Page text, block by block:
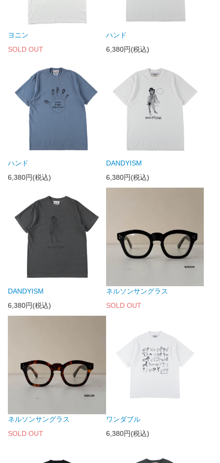
ヨニン
SOLD OUT
ハンド
6,380円(税込)
ハンド
6,380円(税込)
DANDYISM
6,380円(税込)
DANDYISM
6,380円(税込)
ネルソンサングラス
SOLD OUT
ネルソンサングラス
SOLD OUT
ワンダブル
6,380円(税込)